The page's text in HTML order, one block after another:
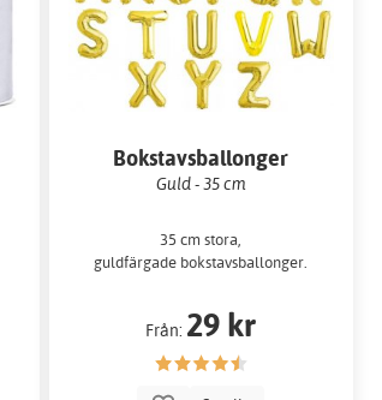
Bokstavsballonger
Guld - 35 cm
35 cm stora,
guldfärgade bokstavsballonger.
Från: 29 kr